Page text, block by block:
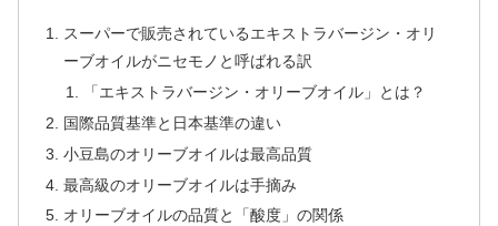
スーパーで販売されているエキストラバージン・オリ
ーブオイルがニセモノと呼ばれる訳
「エキストラバージン・オリーブオイル」とは？
国際品質基準と日本基準の違い
小豆島のオリーブオイルは最高品質
最高級のオリーブオイルは手摘み
オリーブオイルの品質と「酸度」の関係